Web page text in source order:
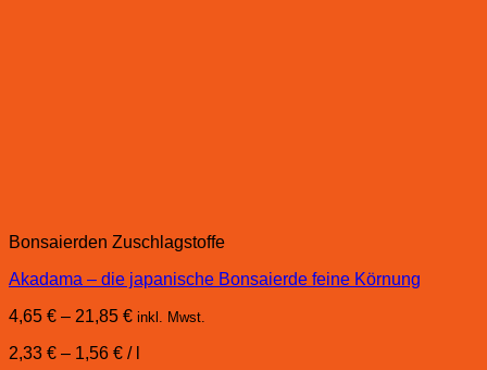
Bonsaierden Zuschlagstoffe
Akadama – die japanische Bonsaierde feine Körnung
4,65 € – 21,85 € inkl. Mwst.
2,33 € – 1,56 € /